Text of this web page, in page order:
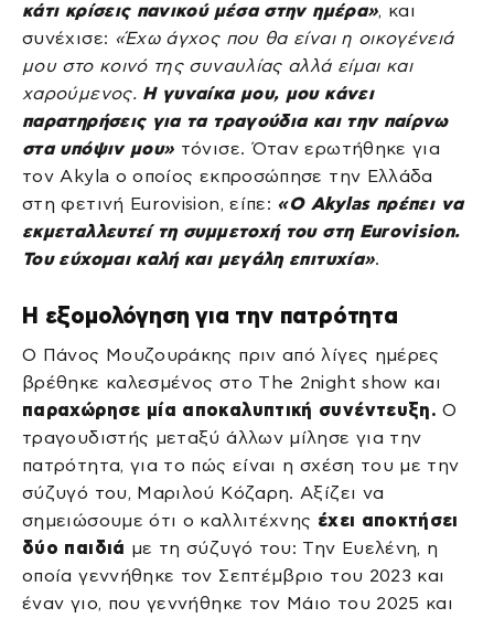
κάτι κρίσεις πανικού μέσα στην ημέρα», και
συνέχισε: «Έχω άγχος που θα είναι η οικογένειά
μου στο κοινό της συναυλίας αλλά είμαι και
χαρούμενος. Η γυναίκα μου, μου κάνει
παρατηρήσεις για τα τραγούδια και την παίρνω
στα υπόψιν μου» τόνισε. Όταν ερωτήθηκε για
τον Akyla ο οποίος εκπροσώπησε την Ελλάδα
στη φετινή Eurovision, είπε: «O Akylas πρέπει να
εκμεταλλευτεί τη συμμετοχή του στη Eurovision.
Του εύχομαι καλή και μεγάλη επιτυχία».
Η εξομολόγηση για την πατρότητα
Ο Πάνος Μουζουράκης πριν από λίγες ημέρες
βρέθηκε καλεσμένος στο The 2night show και
παραχώρησε μία αποκαλυπτική συνέντευξη. Ο
τραγουδιστής μεταξύ άλλων μίλησε για την
πατρότητα, για το πώς είναι η σχέση του με την
σύζυγό του, Μαριλού Κόζαρη. Αξίζει να
σημειώσουμε ότι ο καλλιτέχνης έχει αποκτήσει
δύο παιδιά με τη σύζυγό του: Την Ευελένη, η
οποία γεννήθηκε τον Σεπτέμβριο του 2023 και
έναν γιο, που γεννήθηκε τον Μάιο του 2025 και